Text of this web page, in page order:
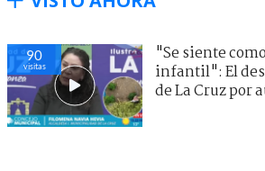
90
visitas
"Se siente
infantil": El
de La Cruz por